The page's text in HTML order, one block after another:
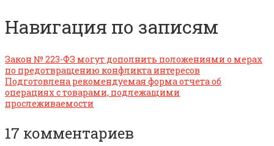
Навигация по записям
Закон № 223-ФЗ могут дополнить положениями о мерах
по предотвращению конфликта интересов
Подготовлена рекомендуемая форма отчета об
операциях с товарами, подлежащими
прослеживаемости
17 комментариев